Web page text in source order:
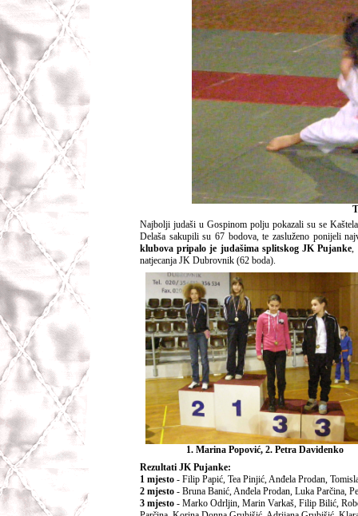
Najbolji judaši u Gospinom polju pokazali su se
Delaša sakupili su 67 bodova, te zasluženo ponijeli
klubova pripalo je judašima splitskog JK Pujanke,
natjecanja JK Dubrovnik (62 boda).
1. Marina Popović, 2. Petra Davidenko
Rezultati JK Pujanke:
1 mjesto - Filip Papić, Tea Pinjić, Anđela Prodan,
2 mjesto - Bruna Banić, Anđela Prodan, Luka Parčina,
3 mjesto - Marko Odrljin, Marin Varkaš, Filip Bilić,